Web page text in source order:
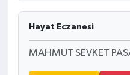
Hayat Eczanesi
MAHMUT SEVKET